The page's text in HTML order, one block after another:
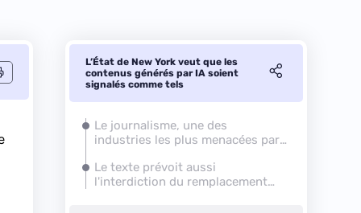
L’État de New York veut que les
contenus générés par IA soient
signalés comme tels
Le journalisme, une des
industries les plus menacées par
Le texte prévoit aussi
l'interdiction du remplacement